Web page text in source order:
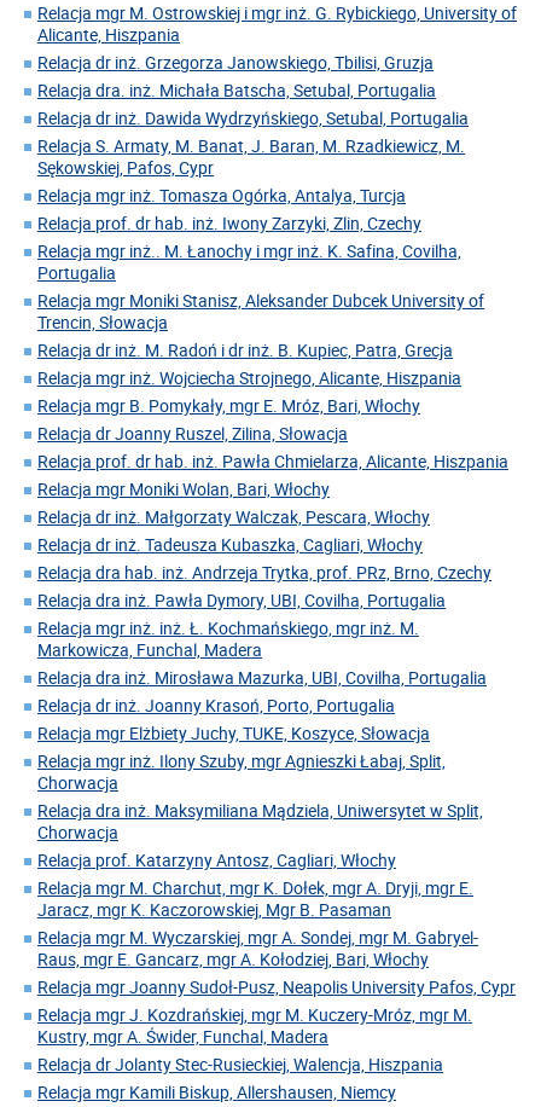
Relacja mgr M. Ostrowskiej i mgr inż. G. Rybickiego, University of
Alicante, Hiszpania
Relacja dr inż. Grzegorza Janowskiego, Tbilisi, Gruzja
Relacja dra. inż. Michała Batscha, Setubal, Portugalia
Relacja dr inż. Dawida Wydrzyńskiego, Setubal, Portugalia
Relacja S. Armaty, M. Banat, J. Baran, M. Rzadkiewicz, M.
Sękowskiej, Pafos, Cypr
Relacja mgr inż. Tomasza Ogórka, Antalya, Turcja
Relacja prof. dr hab. inż. Iwony Zarzyki, Zlin, Czechy
Relacja mgr inż.. M. Łanochy i mgr inż. K. Safina, Covilha,
Portugalia
Relacja mgr Moniki Stanisz, Aleksander Dubcek University of
Trencin, Słowacja
Relacja dr inż. M. Radoń i dr inż. B. Kupiec, Patra, Grecja
Relacja mgr inż. Wojciecha Strojnego, Alicante, Hiszpania
Relacja mgr B. Pomykały, mgr E. Mróz, Bari, Włochy
Relacja dr Joanny Ruszel, Zilina, Słowacja
Relacja prof. dr hab. inż. Pawła Chmielarza, Alicante, Hiszpania
Relacja mgr Moniki Wolan, Bari, Włochy
Relacja dr inż. Małgorzaty Walczak, Pescara, Włochy
Relacja dr inż. Tadeusza Kubaszka, Cagliari, Włochy
Relacja dra hab. inż. Andrzeja Trytka, prof. PRz, Brno, Czechy
Relacja dra inż. Pawła Dymory, UBI, Covilha, Portugalia
Relacja mgr inż. inż. Ł. Kochmańskiego, mgr inż. M.
Markowicza, Funchal, Madera
Relacja dra inż. Mirosława Mazurka, UBI, Covilha, Portugalia
Relacja dr inż. Joanny Krasoń, Porto, Portugalia
Relacja mgr Elżbiety Juchy, TUKE, Koszyce, Słowacja
Relacja mgr inż. Ilony Szuby, mgr Agnieszki Łabaj, Split,
Chorwacja
Relacja dra inż. Maksymiliana Mądziela, Uniwersytet w Split,
Chorwacja
Relacja prof. Katarzyny Antosz, Cagliari, Włochy
Relacja mgr M. Charchut, mgr K. Dołek, mgr A. Dryji, mgr E.
Jaracz, mgr K. Kaczorowskiej, Mgr B. Pasaman
Relacja mgr M. Wyczarskiej, mgr A. Sondej, mgr M. Gabryel-
Raus, mgr E. Gancarz, mgr A. Kołodziej, Bari, Włochy
Relacja mgr Joanny Sudoł-Pusz, Neapolis University Pafos, Cypr
Relacja mgr J. Kozdrańskiej, mgr M. Kuczery-Mróz, mgr M.
Kustry, mgr A. Świder, Funchal, Madera
Relacja dr Jolanty Stec-Rusieckiej, Walencja, Hiszpania
Relacja mgr Kamili Biskup, Allershausen, Niemcy